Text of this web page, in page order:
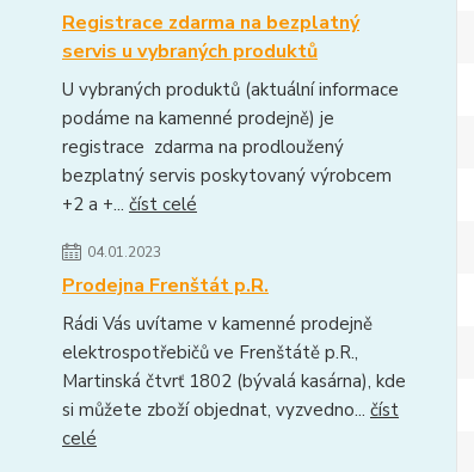
Registrace zdarma na bezplatný
servis u vybraných produktů
U vybraných produktů (aktuální informace
podáme na kamenné prodejně) je
registrace zdarma na prodloužený
bezplatný servis poskytovaný výrobcem
+2 a +... číst celé
04.01.2023
Prodejna Frenštát p.R.
Rádi Vás uvítame v kamenné prodejně
elektrospotřebičů ve Frenštátě p.R.,
Martinská čtvrť 1802 (bývalá kasárna), kde
si můžete zboží objednat, vyzvedno... číst
celé